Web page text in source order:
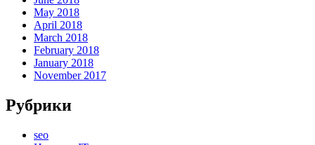
May 2018
April 2018
March 2018
February 2018
January 2018
November 2017
Рубрики
seo